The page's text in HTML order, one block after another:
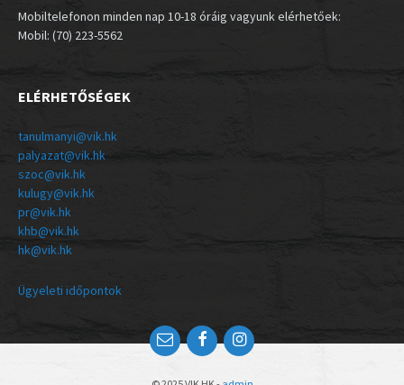
Mobiltelefonon minden nap 10-18 óráig vagyunk elérhetőek:
Mobil: (70) 223-5562
ELÉRHETŐSÉGEK
tanulmanyi@vik.hk
palyazat@vik.hk
szoc@vik.hk
kulugy@vik.hk
pr@vik.hk
khb@vik.hk
hk@vik.hk
Ügyeleti időpontok